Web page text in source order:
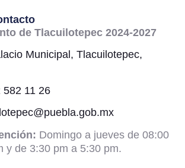
de Tlacuilotepec 2024-2027
Municipal, Tlacuilotepec,
582 11 26
Domingo a jueves de 08:00
y de 3:30 pm a 5:30 pm.